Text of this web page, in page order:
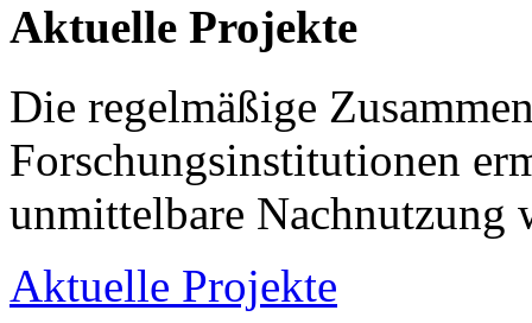
Aktuelle Projekte
Die regelmäßige
Forschungsinstitutionen
unmittelbare Nachnutzung
Aktuelle Projekte